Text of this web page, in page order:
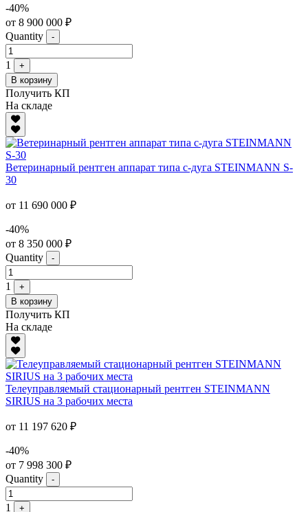
-40%
от 8 900 000 ₽
Quantity
-
1
+
В корзину
Получить КП
На складе
Ветеринарный рентген аппарат типа с-дуга STEINMANN S-
30
от 11 690 000 ₽
-40%
от 8 350 000 ₽
Quantity
-
1
+
В корзину
Получить КП
На складе
Телеуправляемый стационарный рентген STEINMANN
SIRIUS на 3 рабочих места
от 11 197 620 ₽
-40%
от 7 998 300 ₽
Quantity
-
1 +